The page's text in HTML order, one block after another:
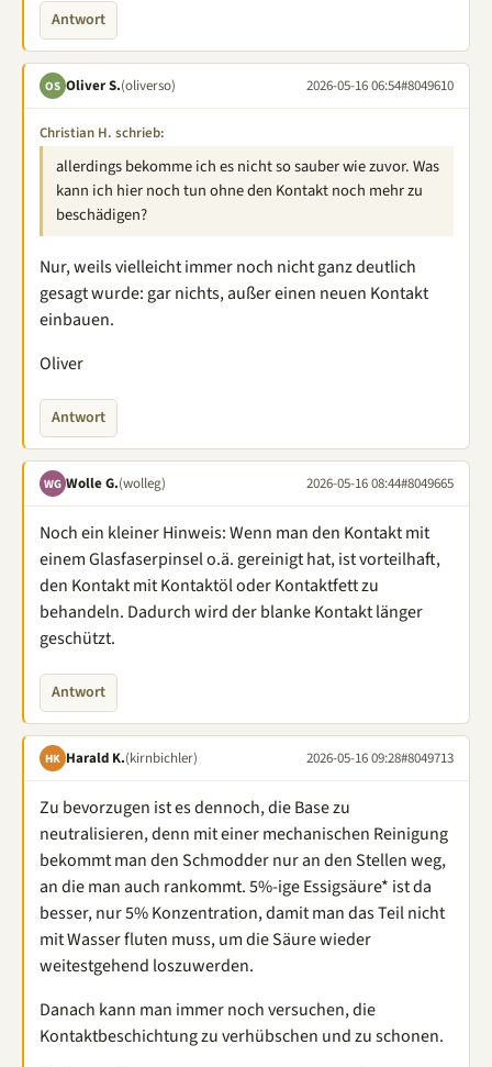
Antwort
OS Oliver S.(oliverso) 2026-05-16 06:54#8049610
Christian H. schrieb:
allerdings bekomme ich es nicht so sauber wie zuvor. Was
kann ich hier noch tun ohne den Kontakt noch mehr zu
beschädigen?
Nur, weils vielleicht immer noch nicht ganz deutlich
gesagt wurde: gar nichts, außer einen neuen Kontakt
einbauen.
Oliver
Antwort
WG Wolle G.(wolleg) 2026-05-16 08:44#8049665
Noch ein kleiner Hinweis: Wenn man den Kontakt mit
einem Glasfaserpinsel o.ä. gereinigt hat, ist vorteilhaft,
den Kontakt mit Kontaktöl oder Kontaktfett zu
behandeln. Dadurch wird der blanke Kontakt länger
geschützt.
Antwort
HK Harald K.(kirnbichler) 2026-05-16 09:28#8049713
Zu bevorzugen ist es dennoch, die Base zu
neutralisieren, denn mit einer mechanischen Reinigung
bekommt man den Schmodder nur an den Stellen weg,
an die man auch rankommt. 5%-ige Essigsäure* ist da
besser, nur 5% Konzentration, damit man das Teil nicht
mit Wasser fluten muss, um die Säure wieder
weitestgehend loszuwerden.
Danach kann man immer noch versuchen, die
Kontaktbeschichtung zu verhübschen und zu schonen.